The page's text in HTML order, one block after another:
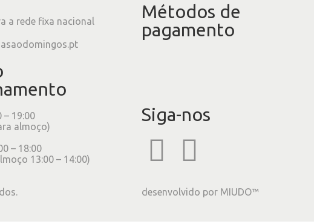
a rede fixa nacional
– 19:00
almoço)
– 18:00
13:00 – 14:00)
Métodos de
pagamento
Siga-nos
desenvolvido por MIUDO™